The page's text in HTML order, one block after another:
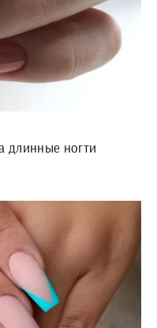
длинные ногти